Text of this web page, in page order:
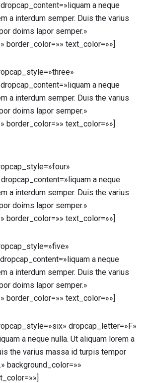
a neque
a interdum semper. Duis the varius
doims lapor semper.»
border_color=»» text_color=»»]
a neque
a interdum semper. Duis the varius
doims lapor semper.»
border_color=»» text_color=»»]
a neque
a interdum semper. Duis the varius
doims lapor semper.»
border_color=»» text_color=»»]
a neque
a interdum semper. Duis the varius
doims lapor semper.»
border_color=»» text_color=»»]
dropcap_letter=»F»
a neque nulla. Ut aliquam lorem a
the varius massa id turpis tempor
background_color=»»